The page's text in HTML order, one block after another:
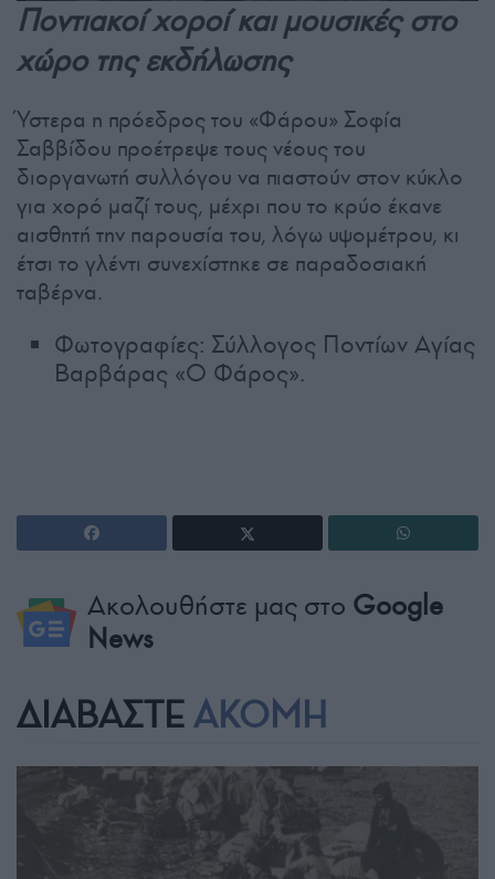
Ποντιακοί χοροί και μουσικές στο
χώρο της εκδήλωσης
Ύστερα η πρόεδρος του «Φάρου» Σοφία
Σαββίδου προέτρεψε τους νέους του
διοργανωτή συλλόγου να πιαστούν στον κύκλο
για χορό μαζί τους, μέχρι που το κρύο έκανε
αισθητή την παρουσία του, λόγω υψομέτρου, κι
έτσι το γλέντι συνεχίστηκε σε παραδοσιακή
ταβέρνα.
Φωτογραφίες: Σύλλογος Ποντίων Αγίας
Βαρβάρας «Ο Φάρος».
Ακολουθήστε μας στο Google
News
ΔΙΑΒΑΣΤΕ ΑΚΟΜΗ